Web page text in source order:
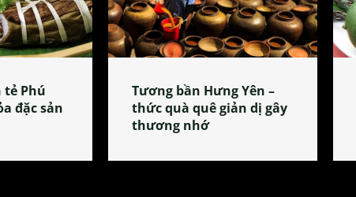
tẻ Phú
đặc sản
Tương bần Hưng Yên –
thức quà quê giản dị gây
thương nhớ